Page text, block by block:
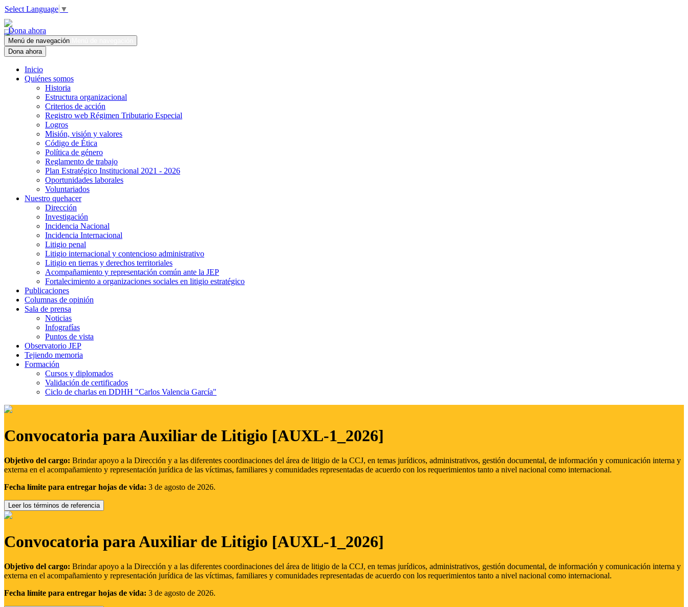
Select Language ▼
Dona ahora
Menú de navegación
Dona ahora
Inicio
Quiénes somos
Historia
Estructura organizacional
Criterios de acción
Registro web Régimen Tributario Especial
Logros
Misión, visión y valores
Código de Ética
Política de género
Reglamento de trabajo
Plan Estratégico Institucional 2021 - 2026
Oportunidades laborales
Voluntariados
Nuestro quehacer
Dirección
Investigación
Incidencia Nacional
Incidencia Internacional
Litigio penal
Litigio internacional y contencioso administrativo
Litigio en tierras y derechos territoriales
Acompañamiento y representación común ante la JEP
Fortalecimiento a organizaciones sociales en litigio estratégico
Publicaciones
Columnas de opinión
Sala de prensa
Noticias
Infografías
Puntos de vista
Observatorio JEP
Tejiendo memoria
Formación
Cursos y diplomados
Validación de certificados
Ciclo de charlas en DDHH "Carlos Valencia García"
Convocatoria para Auxiliar de Litigio [AUXL-1_2026]
Objetivo del cargo: Brindar apoyo a la Dirección y a las diferentes coordinaciones del área de litigio de la CCJ, en temas jurídicos, administrativos, gestión documental, de información y comunicación interna y
externa en el acompañamiento y representación jurídica de las víctimas, familiares y comunidades representadas de acuerdo con los requerimientos tanto a nivel nacional como internacional.
Fecha límite para entregar hojas de vida: 3 de agosto de 2026.
Leer los términos de referencia
Convocatoria para Auxiliar de Litigio [AUXL-1_2026]
Objetivo del cargo: Brindar apoyo a la Dirección y a las diferentes coordinaciones del área de litigio de la CCJ, en temas jurídicos, administrativos, gestión documental, de información y comunicación interna y
externa en el acompañamiento y representación jurídica de las víctimas, familiares y comunidades representadas de acuerdo con los requerimientos tanto a nivel nacional como internacional.
Fecha límite para entregar hojas de vida: 3 de agosto de 2026.